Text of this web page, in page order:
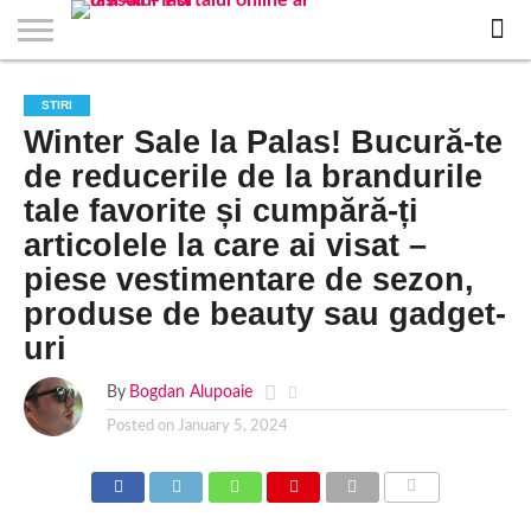
STIRI
APARTAMENTE
NOI IASI
STIRI
IASI
JOBS
IN
IASI
FILME
LA
CINEMA
CLUBURI /
DISCOTECI
BARURI /
CAFENELE
SALI DE
FORTA
SI
FITNESS
SALOANE DE
INFRUMUSETARE
AGENTII
DE
TURISM
IASI
RESTAURANTE
IN IASI
PIZZA
IN
IASI
PISCINA
IN IASI
FLORARII
RADIO
LIVE
IN
IASI
SPALATORII
AUTO
TRACTARI
AUTO
TAXI
IN
IASI
CINEMA
TEATRU
HOTELURI
/
PENSIUNI
TEREN
SPORTIV
TEREN
TENIS
IASI
FARMACII
NON
STOP
COFFEE-
TO-GO
FIRME DE
PUBLICITATE
RENT
A
CAR
STIRI
Winter Sale la Palas! Bucură-te
de reducerile de la brandurile
tale favorite și cumpără-ți
articolele la care ai visat –
piese vestimentare de sezon,
produse de beauty sau gadget-
uri
By Bogdan Alupoaie
Posted on January 5, 2024